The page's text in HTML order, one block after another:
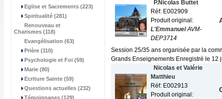
Eglise et Sacrements (223)
Spiritualité (281)
Renouveau et
Charismes (118)
Evangélisation (63)
Prière (110)
Psychologie et Foi (59)
Marie (80)
Ecriture Sainte (59)
Questions actuelles (232)
Témoignages (129)
P.Nicolas Buttet
Réf: E002909
Produit original:
L'EmmanuelAVM-
DEP3714
Session 25/35 ans organisée par la
Grands Enseignements Enregistré le 12
Nicolas et Valérie
Matthieu
Réf: E002913
Produit original: